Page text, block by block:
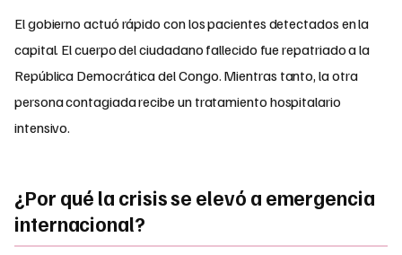
El gobierno actuó rápido con los pacientes detectados en la
capital. El cuerpo del ciudadano fallecido fue repatriado a la
República Democrática del Congo. Mientras tanto, la otra
persona contagiada recibe un tratamiento hospitalario
intensivo.
¿Por qué la crisis se elevó a emergencia
internacional?